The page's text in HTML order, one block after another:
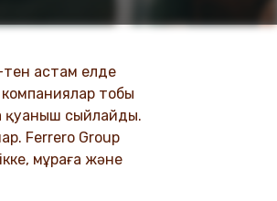
жаңартуларды, мақалаларды және
DISCOVER MORE
тен астам елде
компаниялар тобы
қуаныш сыйлайды.
Ferrero Group
мұраға және